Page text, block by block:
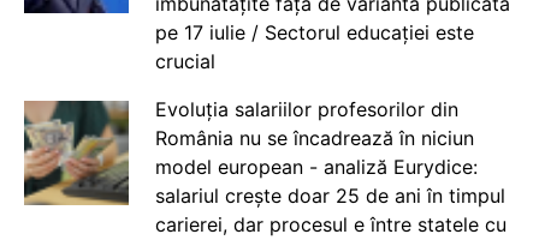
pe 17 iulie / Sectorul educației este
crucial
Evoluția salariilor profesorilor din
România nu se încadrează în niciun
model european - analiză Eurydice:
salariul crește doar 25 de ani în timpul
carierei, dar procesul e între statele cu